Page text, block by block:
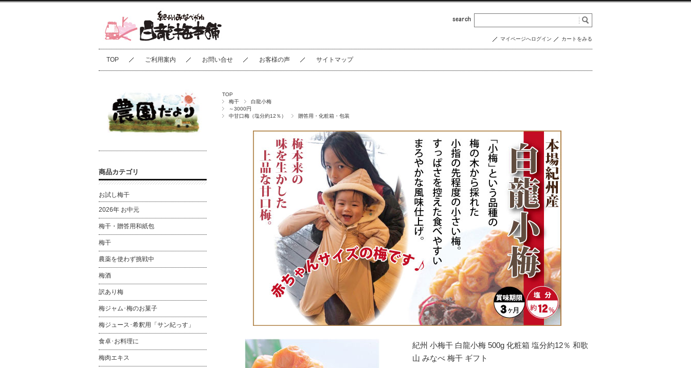
マイページへログイン カートをみる
TOP ご利用案内 お問い合せ お客様の声 サイトマップ
TOP
梅干
白龍小梅
～3000円
中甘口梅（塩分約12％）
贈答用・化粧箱・包装
紀州 小梅干 白龍小梅 500g 化粧箱 塩分約12％ 和歌
山 みなべ 梅干 ギフト
商品カテゴリ
お試し梅干
2026年 お中元
梅干・贈答用和紙包
梅干
農薬を使わず挑戦中
梅酒
訳あり梅
梅ジャム･梅のお菓子
梅ジュース･希釈用「サン紀っす」
食卓･お料理に
梅肉エキス